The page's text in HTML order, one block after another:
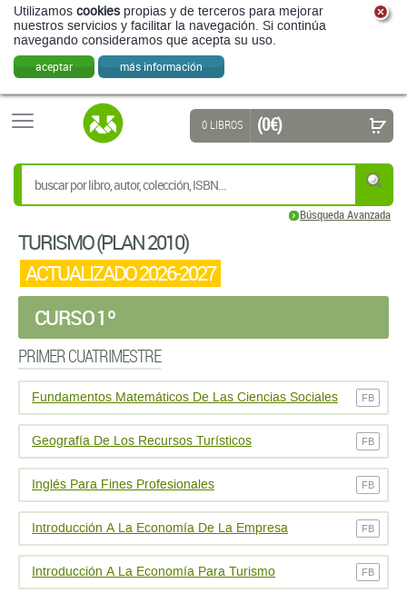
Utilizamos cookies propias y de terceros para mejorar
nuestros servicios y facilitar la navegación. Si continúa
navegando consideramos que acepta su uso.
aceptar más información
Búsqueda Avanzada
0 LIBROS (0 €)
TURISMO (PLAN 2010)
ACTUALIZADO 2026-2027
CURSO 1º
PRIMER CUATRIMESTRE
Fundamentos Matemáticos De Las Ciencias Sociales FB
Geografía De Los Recursos Turísticos FB
Inglés Para Fines Profesionales FB
Introducción A La Economía De La Empresa FB
Introducción A La Economía Para Turismo FB